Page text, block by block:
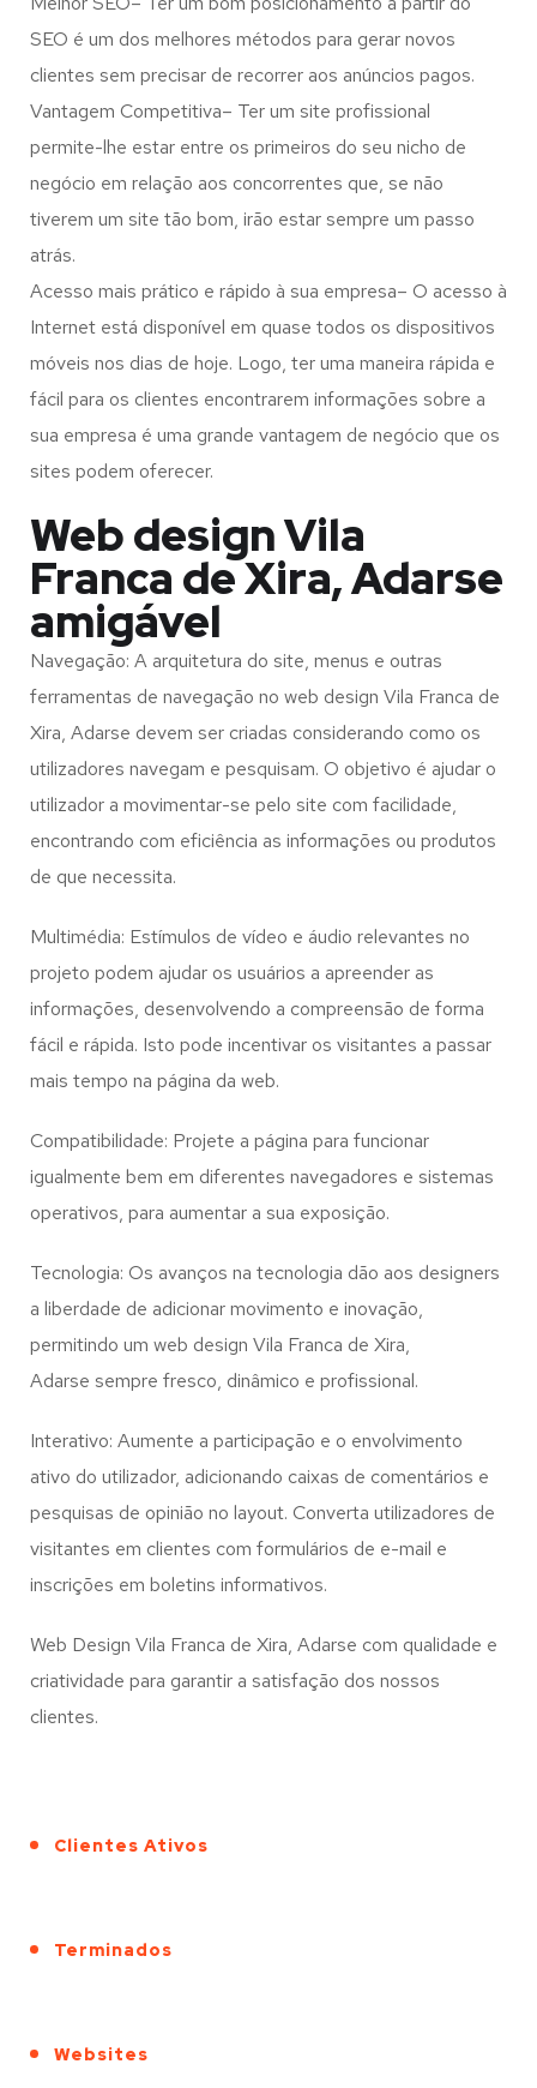
SEO é um dos melhores métodos para gerar novos
clientes sem precisar de recorrer aos anúncios pagos.
Vantagem Competitiva– Ter um site profissional
permite-lhe estar entre os primeiros do seu nicho de
negócio em relação aos concorrentes que, se não
tiverem um site tão bom, irão estar sempre um passo
atrás.
Acesso mais prático e rápido à sua empresa– O acesso à
Internet está disponível em quase todos os dispositivos
móveis nos dias de hoje. Logo, ter uma maneira rápida e
fácil para os clientes encontrarem informações sobre a
sua empresa é uma grande vantagem de negócio que os
sites podem oferecer.
Web design Vila
Franca de Xira, Adarse
amigável
Navegação: A arquitetura do site, menus e outras
ferramentas de navegação no web design Vila Franca de
Xira, Adarse devem ser criadas considerando como os
utilizadores navegam e pesquisam. O objetivo é ajudar o
utilizador a movimentar-se pelo site com facilidade,
encontrando com eficiência as informações ou produtos
de que necessita.
Multimédia: Estímulos de vídeo e áudio relevantes no
projeto podem ajudar os usuários a apreender as
informações, desenvolvendo a compreensão de forma
fácil e rápida. Isto pode incentivar os visitantes a passar
mais tempo na página da web.
Compatibilidade: Projete a página para funcionar
igualmente bem em diferentes navegadores e sistemas
operativos, para aumentar a sua exposição.
Tecnologia: Os avanços na tecnologia dão aos designers
a liberdade de adicionar movimento e inovação,
permitindo um web design Vila Franca de Xira,
Adarse sempre fresco, dinâmico e profissional.
Interativo: Aumente a participação e o envolvimento
ativo do utilizador, adicionando caixas de comentários e
pesquisas de opinião no layout. Converta utilizadores de
visitantes em clientes com formulários de e-mail e
inscrições em boletins informativos.
Web Design Vila Franca de Xira, Adarse com qualidade e
criatividade para garantir a satisfação dos nossos
clientes.
Clientes Ativos
Terminados
Websites